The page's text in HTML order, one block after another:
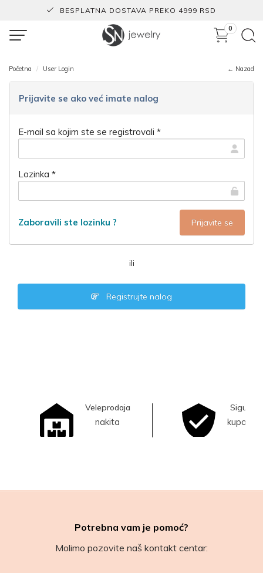
BESPLATNA DOSTAVA PREKO 4999 RSD
0
Početna User Login ← Nazad
Prijavite se ako već imate nalog
E-mail sa kojim ste se registrovali *
Lozinka *
Zaboravili ste lozinku ?
ili
Registrujte nalog
Veleprodaja
nakita
Sigurna
kupovina
Potrebna vam je pomoć?
Molimo pozovite naš kontakt centar: